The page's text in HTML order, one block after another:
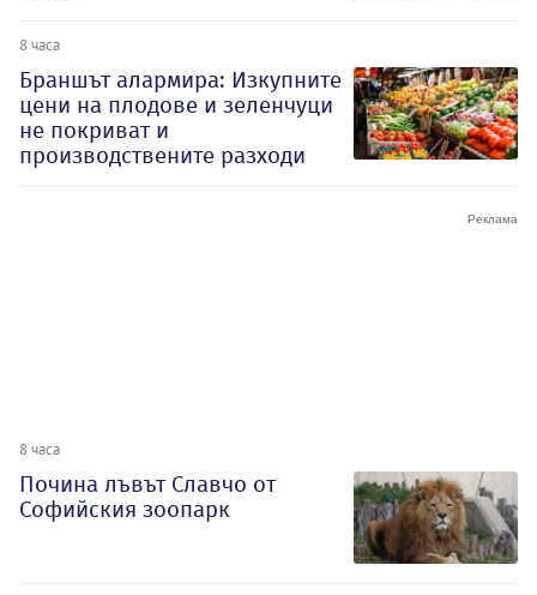
8 часа
Браншът алармира: Изкупните
цени на плодове и зеленчуци
не покриват и
производствените разходи
8 часа
Почина лъвът Славчо от
Софийския зоопарк